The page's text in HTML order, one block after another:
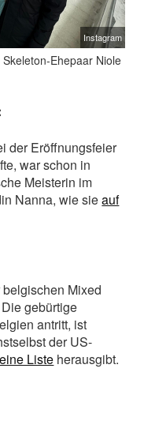
Instagram
Ehepaar Niole
der Eröffnungsfeier
war schon in
Meisterin im
Nanna, wie sieauf
Mixed
gebürtige
antritt, ist
der US-
eine Liste herausgibt.